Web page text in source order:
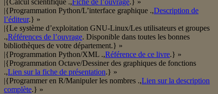
|{Calcul scientifique .,Fiche de l’ouvrage.} »
|{Programmation Python/L’interface graphique .,Description de
l’éditeur.} »
|{Le système d’exploitation GNU-Linux/Les utilisateurs et groupes
.,Références de l’ouvrage. Disponible dans toutes les bonnes
bibliothèques de votre département.} »
|{Programmation Python/XML .,Référence de ce livre.} »
|{Programmation Octave/Dessiner des graphiques de fonctions
.,Lien sur la fiche de présentation.} »
|{Programmer en R/Manipuler les nombres .,Lien sur la description
complète.} »